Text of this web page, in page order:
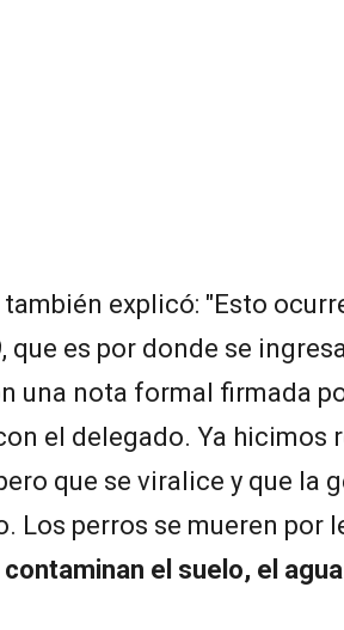
también explicó: "Esto
que es por donde se
una nota formal firmada
el delegado. Ya hicimos
que se viralice y que la
Los perros se mueren por
contaminan el suelo, el